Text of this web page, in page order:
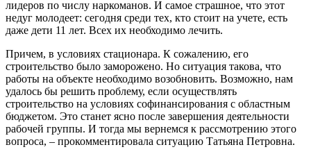
лидеров по числу наркоманов. И самое страшное, что этот
недуг молодеет: сегодня среди тех, кто стоит на учете, есть
даже дети 11 лет. Всех их необходимо лечить.
Причем, в условиях стационара. К сожалению, его
строительство было заморожено. Но ситуация такова, что
работы на объекте необходимо возобновить. Возможно, нам
удалось бы решить проблему, если осуществлять
строительство на условиях софинансирования с областным
бюджетом. Это станет ясно после завершения деятельности
рабочей группы. И тогда мы вернемся к рассмотрению этого
вопроса, – прокомментировала ситуацию Татьяна Петровна.